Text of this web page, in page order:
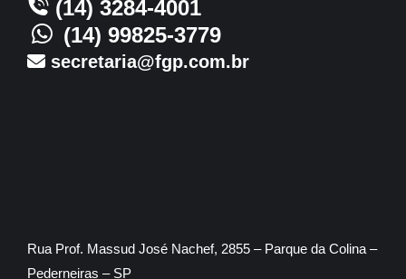
(14) 3284-4001
(14) 99825-3779
secretaria@fgp.com.br
Rua Prof. Massud José Nachef, 2855 – Parque da Colina –
Pederneiras – SP